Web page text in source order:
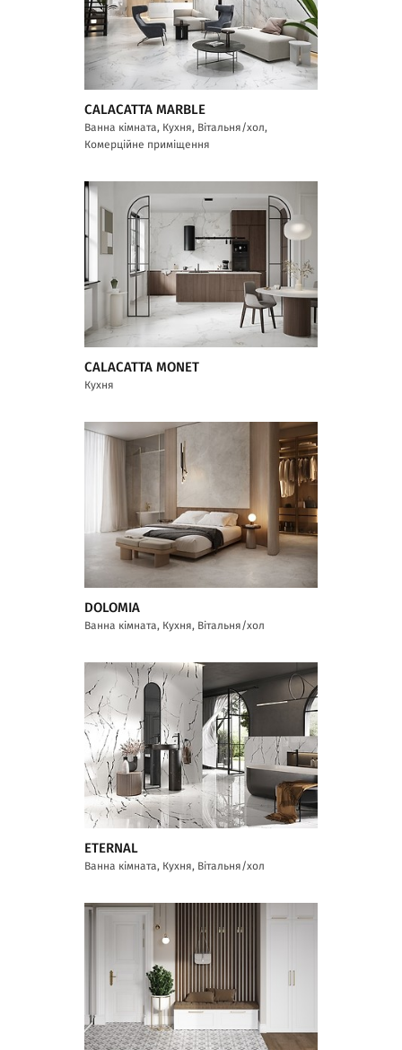
CALACATTA MARBLE
Ванна кімната, Кухня, Вітальня/хол,
Комерційне приміщення
CALACATTA MONET
Кухня
DOLOMIA
Ванна кімната, Кухня, Вітальня/хол
ETERNAL
Ванна кімната, Кухня, Вітальня/хол